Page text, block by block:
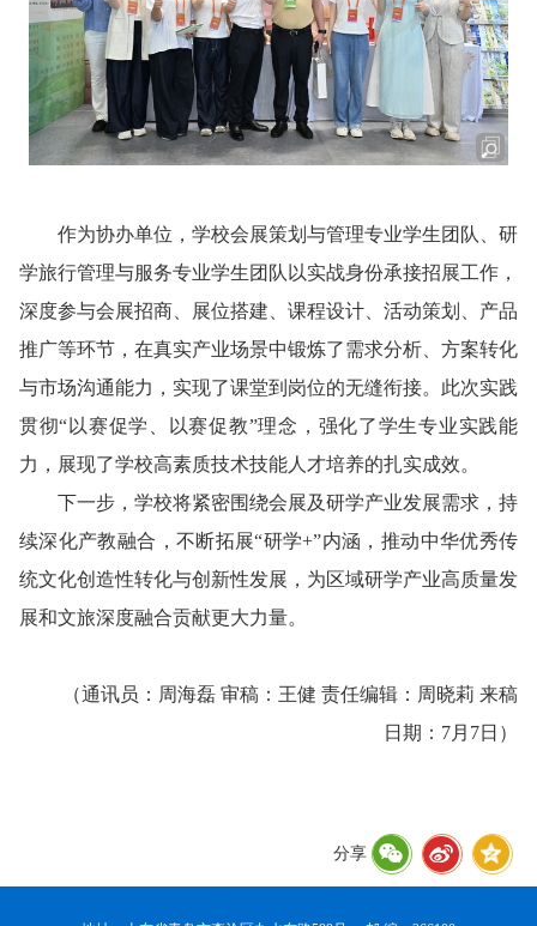
作为协办单位，学校会展策划与管理专业学生团队、研
学旅行管理与服务专业学生团队以实战身份承接招展工作，
深度参与会展招商、展位搭建、课程设计、活动策划、产品
推广等环节，在真实产业场景中锻炼了需求分析、方案转化
与市场沟通能力，实现了课堂到岗位的无缝衔接。此次实践
贯彻“以赛促学、以赛促教”理念，强化了学生专业实践能
力，展现了学校高素质技术技能人才培养的扎实成效。
下一步，学校将紧密围绕会展及研学产业发展需求，持
续深化产教融合，不断拓展“研学+”内涵，推动中华优秀传
统文化创造性转化与创新性发展，为区域研学产业高质量发
展和文旅深度融合贡献更大力量。
（通讯员：周海磊 审稿：王健 责任编辑：周晓莉 来稿
日期：7月7日）
分享